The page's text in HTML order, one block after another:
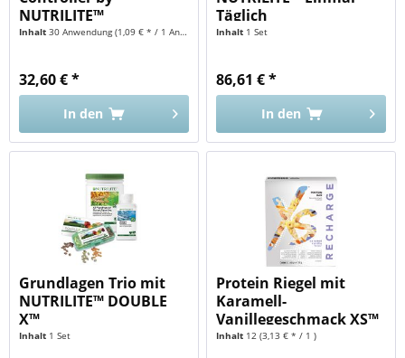
NUTRILITE™
Inhalt30 Anwendung(1,09 € * / 1 Anwendung)
32,60 € *
In den
Täglich
Inhalt 1 Set
86,61 € *
In den
Grundlagen Trio mit
NUTRILITE™ DOUBLE
X™
Inhalt 1 Set
Protein Riegel mit
Karamell-
Vanillegeschmack XS™
Inhalt 12(3,13 € * / 1 )